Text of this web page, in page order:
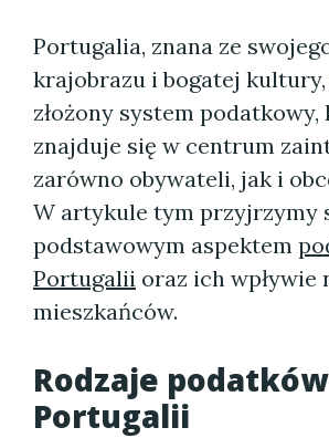
Portugalia, znana ze
krajobrazu i bogatej
złożony system
znajduje się w centrum
zarówno obywateli, jak i
W artykule tym przyjrzymy
podstawowym aspektem
Portugalii oraz ich wpływie
mieszkańców.
Rodzaje
Portugalii